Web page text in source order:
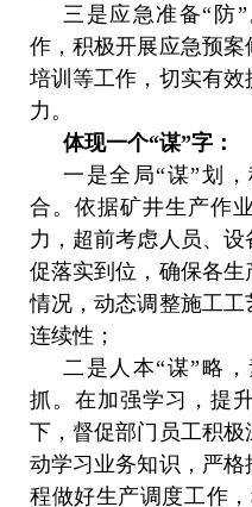
三是应急准备“防
作，积极开展应急预
培训等工作，切实有
力。
体现一个“谋”字：
一是全局“谋”划
合。依据矿井生产作
力，超前考虑人员、
促落实到位，确保各
情况，动态调整施工
连续性；
二是人本“谋”略
抓。在加强学习，提
下，督促部门员工积
动学习业务知识，严
程做好生产调度工作